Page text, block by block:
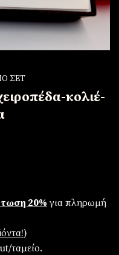
ΣΕΤ
κολιέ-
20% για πληρωμή
)
ταμείο.